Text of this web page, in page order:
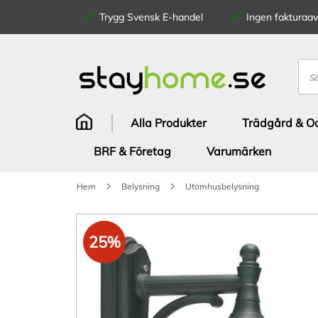
Trygg Svensk E-handel Ingen
innehållet
Sök
Alla Produkter Trädgård &
BRF & Företag
Varumärken
Hem Belysning Utomhusbelysning
Hoppa
till
slutet
25%